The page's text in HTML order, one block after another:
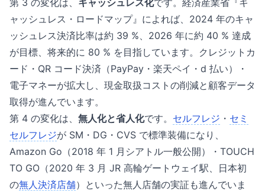
第 3 の変化は、 キャッシュレス化です。経済産業省『キ
ャッシュレス・ロードマップ』によれば、2024 年のキャ
ッシュレス決済比率は約 39 %、2026 年に約 40 % 達成
が目標、将来的に 80 % を目指しています。クレジットカ
ード・QR コード決済（PayPay・楽天ペイ・d 払い）・
電子マネーが拡大し、現金取扱コストの削減と顧客データ
取得が進んでいます。
第 4 の変化は、 無人化と省人化です。 セルフレジ ・ セミ
セルフレジが SM・DG・CVS で標準装備になり、
Amazon Go（2018 年 1 月シアトル一般公開）・TOUCH
TO GO（2020 年 3 月 JR 高輪ゲートウェイ駅、日本初
の無人決済店舗）といった無人店舗の実証も進んでいま